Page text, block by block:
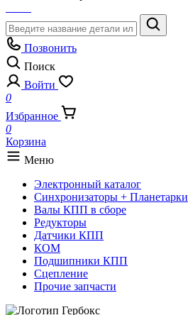
Позвонить
Поиск
Войти
0
Избранное
0
Корзина
Меню
Электронный каталог
Синхронизаторы + Планетарки
Валы КПП в сборе
Редукторы
Датчики КПП
КОМ
Подшипники КПП
Сцепление
Прочие запчасти